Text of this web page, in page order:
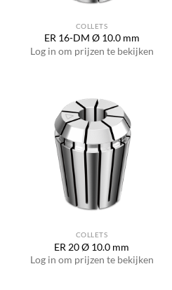
COLLETS
ER 16-DM Ø 10.0 mm
Log in om prijzen te bekijken
COLLETS
ER 20 Ø 10.0 mm
Log in om prijzen te bekijken